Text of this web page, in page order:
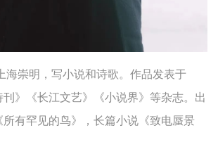
海崇明，写小说和诗歌。作品发表于
刊》《长江文艺》《小说界》等杂志。出
所有罕见的鸟》，长篇小说《致电蜃景